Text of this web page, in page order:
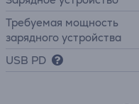
Требуемая мощность
зарядного устройства
USB PD